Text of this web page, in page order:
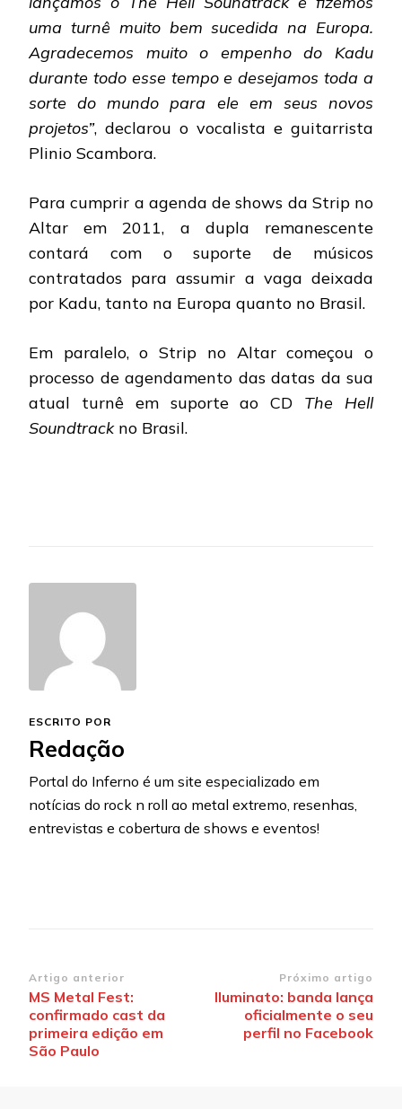
uma turnê muito bem sucedida na Europa.
Agradecemos muito o empenho do Kadu
durante todo esse tempo e desejamos toda a
sorte do mundo para ele em seus novos
projetos”, declarou o vocalista e guitarrista
Plinio Scambora.
Para cumprir a agenda de shows da Strip no
Altar em 2011, a dupla remanescente
contará com o suporte de músicos
contratados para assumir a vaga deixada
por Kadu, tanto na Europa quanto no Brasil.
Em paralelo, o Strip no Altar começou o
processo de agendamento das datas da sua
atual turnê em suporte ao CD The Hell
Soundtrackno Brasil.
ESCRITO POR
Redação
Portal do Inferno é um site especializado em
notícias do rock n roll ao metal extremo, resenhas,
entrevistas e cobertura de shows e eventos!
Navegação
de
post
Artigo anterior
MS Metal Fest:
confirmado cast da
primeira edição em
São Paulo
Próximo artigo
Iluminato: banda lança
oficialmente o seu
perfil no Facebook